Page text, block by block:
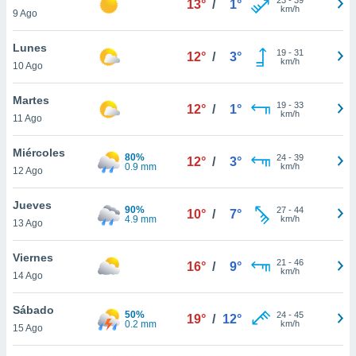
más
nuestra
y
de
disponible
cookies
aceptar
9 Ago
13° / 1°
km/h
Lunes
10 Ago
12° / 3° 19- 31
km/h
Martes
11 Ago
12° / 1° 19- 33
km/h
Miércoles
12 Ago
80%
0.9 mm
12° / 3° 24- 39
km/h
Jueves
13 Ago
90%
4.9 mm
10° / 7° 27- 44
km/h
Viernes
14 Ago
16° / 9° 21 - 46
km/h
Sábado
15 Ago
50%
0.2 mm
19° / 12° 24- 45
km/h